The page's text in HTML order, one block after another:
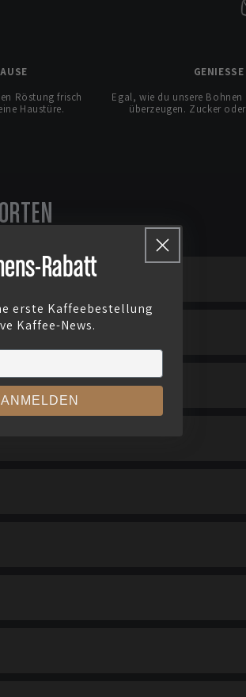
Röstung frisch
Haustüre.
GENIESSE
Egal, wie du unsere
überzeugen. Zucker
Rabatt
erste Kaffeebestellung
Kaffee-News.